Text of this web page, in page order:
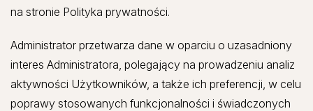
na stronie Polityka prywatności.
Administrator przetwarza dane w oparciu o uzasadniony
interes Administratora, polegający na prowadzeniu analiz
aktywności Użytkowników, a także ich preferencji, w celu
poprawy stosowanych funkcjonalności i świadczonych